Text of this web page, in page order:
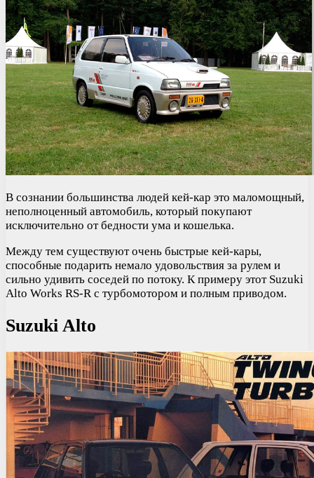
В сознании большинства людей кей-кар это маломощный,
неполноценный автомобиль, который покупают
исключительно от бедности ума и кошелька.
Между тем существуют очень быстрые кей-кары,
способные подарить немало удовольствия за рулем и
сильно удивить соседей по потоку. К примеру этот Suzuki
Alto Works RS-R с турбомотором и полным приводом.
Suzuki Alto